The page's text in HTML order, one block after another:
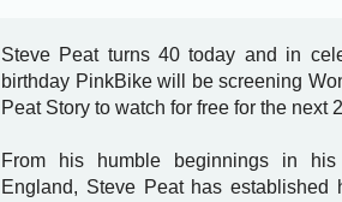
Steve Peat turns 40 today and in
birthday PinkBike will be screening
Peat Story to watch for free for the next
From his humble beginnings in his
England, Steve Peat has